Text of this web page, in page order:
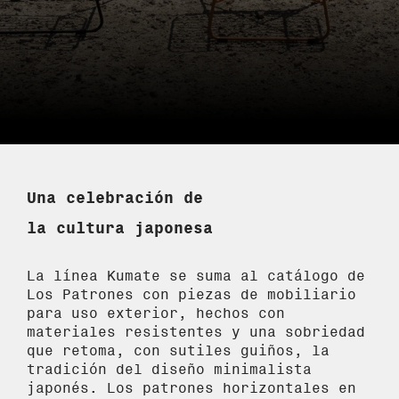
Una celebración de
la cultura japonesa
La línea Kumate se suma al catálogo de
Los Patrones con piezas de mobiliario
para uso exterior, hechos con
materiales resistentes y una sobriedad
que retoma, con sutiles guiños, la
tradición del diseño minimalista
japonés. Los patrones horizontales en